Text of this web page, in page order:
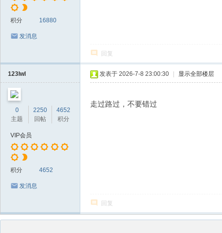
积分 16880
发消息
回复
123lwl
0
主题
2250
回帖
4652
积分
VIP会员
积分 4652
发消息
发表于 2026-7-8 23:00:30 显示全部楼层
走过路过，不要错过
回复